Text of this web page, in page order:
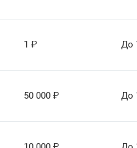
1 ₽ До
50 000 ₽ До